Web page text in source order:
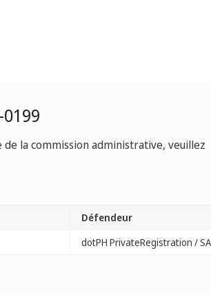
la commission administrative, veuillez
Défendeur
dotPH PrivateRegistration /